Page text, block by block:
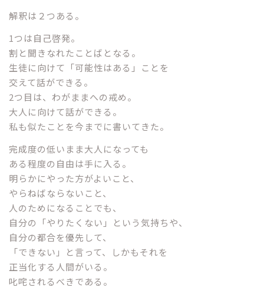
解釈は２つある。
1つは自己啓発。
割と聞きなれたことばとなる。
生徒に向けて「可能性はある」ことを
交えて話ができる。
2つ目は、わがままへの戒め。
大人に向けて話ができる。
私も似たことを今までに書いてきた。
完成度の低いまま大人になっても
ある程度の自由は手に入る。
明らかにやった方がよいこと、
やらねばならないこと、
人のためになることでも、
自分の「やりたくない」という気持ちや、
自分の都合を優先して、
「できない」と言って、しかもそれを
正当化する人間がいる。
叱咤されるべきである。